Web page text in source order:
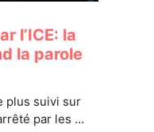
l’ICE: la
la parole
plus suivi sur
par les …